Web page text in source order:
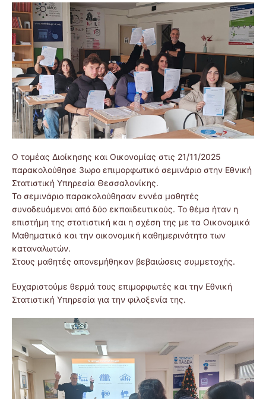
Ο τομέας Διοίκησης και Οικονομίας στις 21/11/2025
παρακολούθησε 3ωρο επιμορφωτικό σεμινάριο στην Εθνική
Στατιστική Υπηρεσία Θεσσαλονίκης.
Το σεμινάριο παρακολούθησαν εννέα μαθητές
συνοδευόμενοι από δύο εκπαιδευτικούς. Το θέμα ήταν η
επιστήμη της στατιστική και η σχέση της με τα Οικονομικά
Μαθηματικά και την οικονομική καθημερινότητα των
καταναλωτών.
Στους μαθητές απονεμήθηκαν βεβαιώσεις συμμετοχής.
Ευχαριστούμε θερμά τους επιμορφωτές και την Εθνική
Στατιστική Υπηρεσία για την φιλοξενία της.